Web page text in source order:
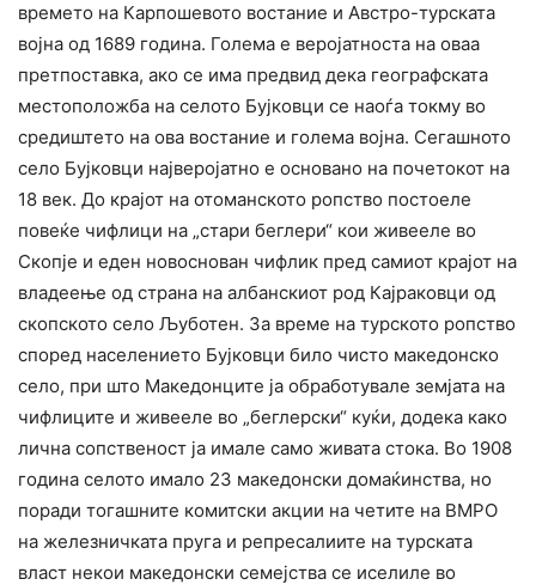
времето на Карпошевото востание и Австро-турската
војна од 1689 година. Голема е веројатноста на оваа
претпоставка, ако се има предвид дека географската
местоположба на селото Бујковци се наоѓа токму во
средиштето на ова востание и голема војна. Сегашното
село Бујковци најверојатно е основано на почетокот на
18 век. До крајот на отоманското ропство постоеле
повеќе чифлици на „стари беглери“ кои живееле во
Скопје и еден новоснован чифлик пред самиот крајот на
владеење од страна на албанскиот род Кајраковци од
скопското село Љуботен. За време на турското ропство
според населението Бујковци било чисто македонско
село, при што Македонците ја обработувале земјата на
чифлиците и живееле во „беглерски“ куќи, додека како
лична сопственост ја имале само живата стока. Во 1908
година селото имало 23 македонски домаќинства, но
поради тогашните комитски акции на четите на ВМРО
на железничката пруга и репресалиите на турската
власт некои македонски семејства се иселиле во